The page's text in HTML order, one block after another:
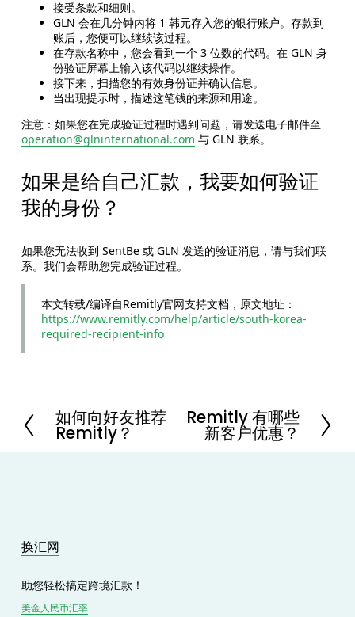
接受条款和细则。
GLN 会在几分钟内将 1 韩元存入您的银行账户。存款到
账后，您便可以继续该过程。
在存款名称中，您会看到一个 3 位数的代码。在 GLN 身
份验证屏幕上输入该代码以继续操作。
接下来，扫描您的有效身份证并确认信息。
当出现提示时，描述这笔钱的来源和用途。
注意：如果您在完成验证过程时遇到问题，请发送电子邮件至
operation@glninternational.com 与 GLN 联系。
如果是给自己汇款，我要如何验证
我的身份？
如果您无法收到 SentBe 或 GLN 发送的验证消息，请与我们联
系。我们会帮助您完成验证过程。
本文转载/编译自Remitly官网支持文档，原文地址：
https://www.remitly.com/help/article/south-korea-
required-recipient-info
P
r
如何向好友推荐
Remitly？
Remitly 有哪些
新客户优惠？
换汇网
助您轻松搞定跨境汇款！
美金人民币汇率